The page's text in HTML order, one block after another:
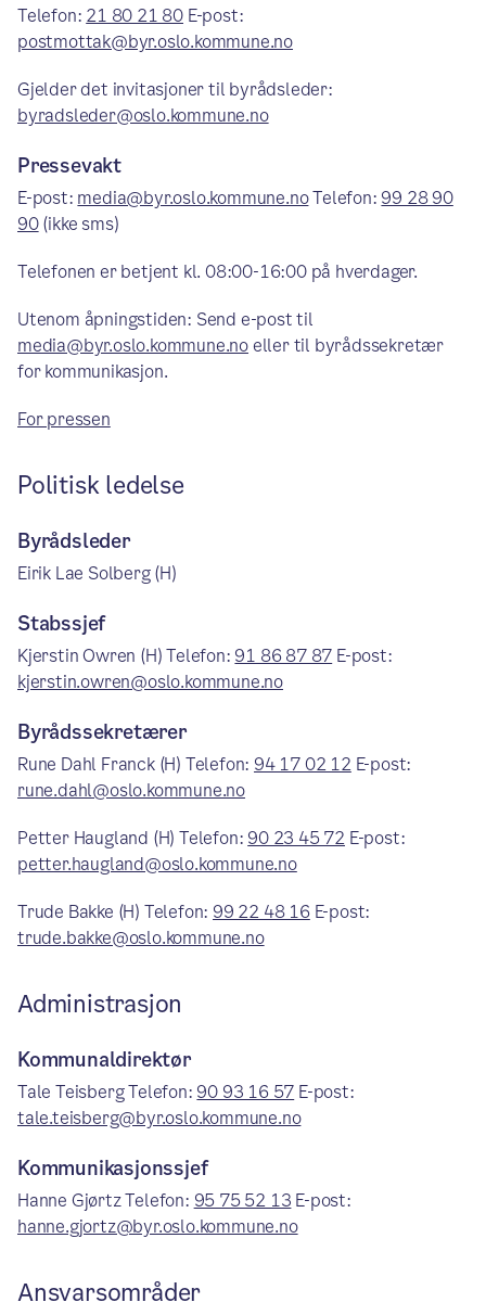
Telefon: 21 80 21 80 E-post:
postmottak@byr.oslo.kommune.no
Gjelder det invitasjoner til byrådsleder:
byradsleder@oslo.kommune.no
Pressevakt
E-post: media@byr.oslo.kommune.noTelefon: 99 28 90
90(ikke sms)
Telefonen er betjent kl. 08:00-16:00 på hverdager.
Utenom åpningstiden: Send e-post til
media@byr.oslo.kommune.noeller til byrådssekretær
for kommunikasjon.
For pressen
Politisk ledelse
Byrådsleder
Eirik Lae Solberg (H)
Stabssjef
Kjerstin Owren (H) Telefon: 91 86 87 87 E-post:
kjerstin.owren@oslo.kommune.no
Byrådssekretærer
Rune Dahl Franck (H) Telefon: 94 17 02 12E-post:
rune.dahl@oslo.kommune.no
Petter Haugland (H) Telefon: 90 23 45 72 E-post:
petter.haugland@oslo.kommune.no
Trude Bakke (H) Telefon: 99 22 48 16E-post:
trude.bakke@oslo.kommune.no
Administrasjon
Kommunaldirektør
Tale Teisberg Telefon: 90 93 16 57 E-post:
tale.teisberg@byr.oslo.kommune.no
Kommunikasjonssjef
Hanne Gjørtz Telefon: 95 75 52 13 E-post:
hanne.gjortz@byr.oslo.kommune.no
Ansvarsområder